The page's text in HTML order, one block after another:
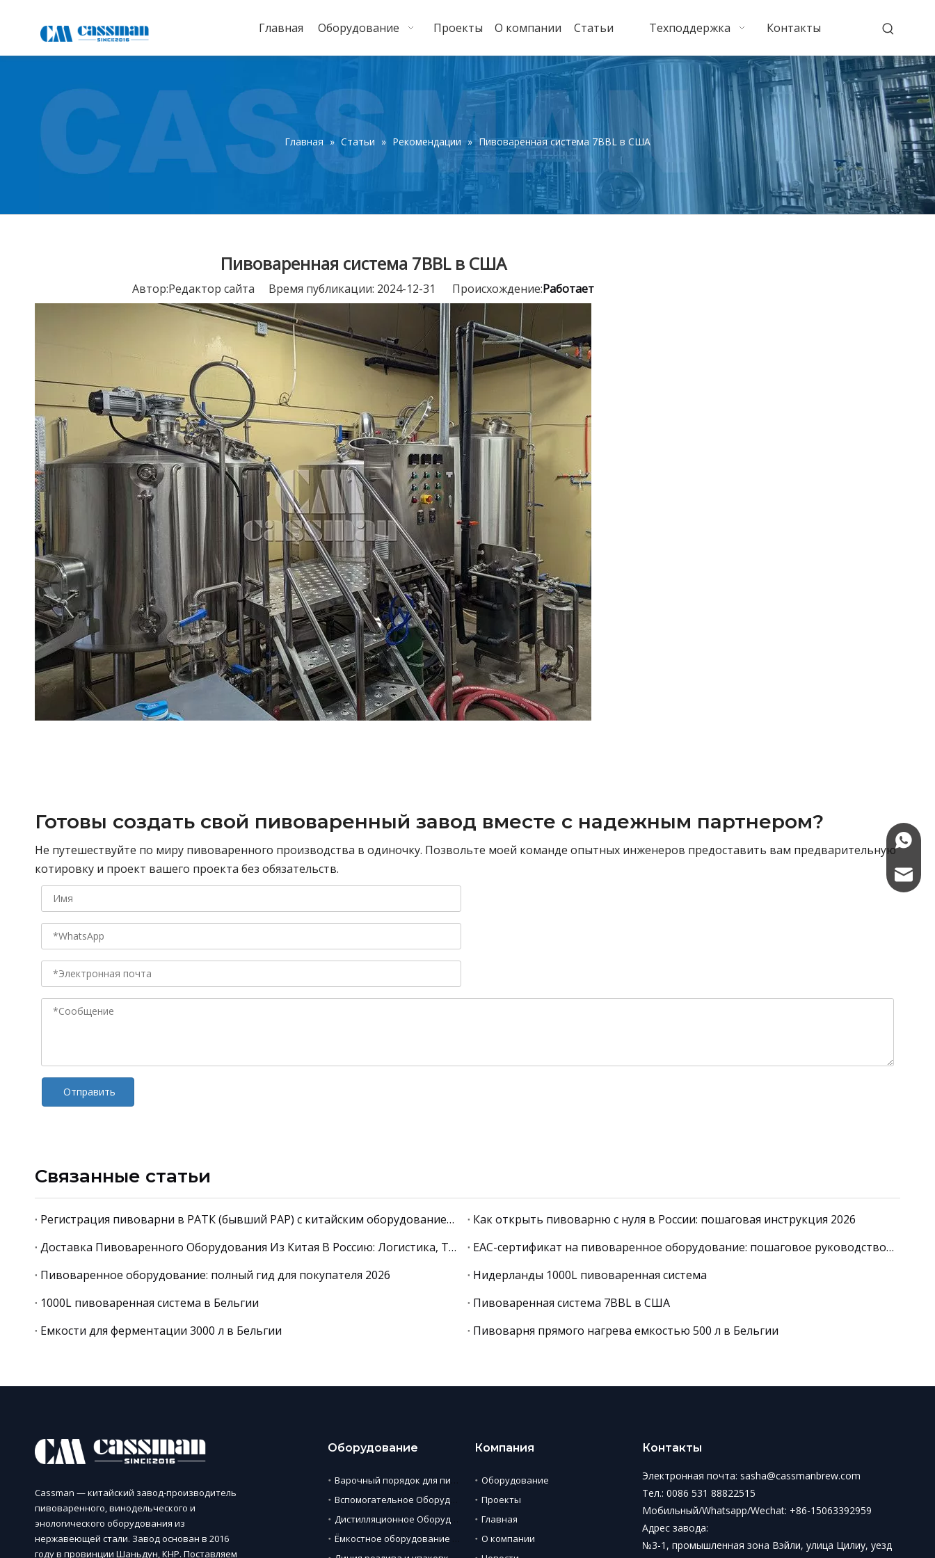
Главная Оборудование Проекты О компании Статьи Техподдержка Контакты
Главная » Статьи » Рекомендации » Пивоваренная система 7BBL в США
Пивоваренная система 7BBL в США
Автор:Pедактор сайта Время публикации: 2024-12-31 Происхождение:Работает
Готовы создать свой пивоваренный завод вместе с надежным партнером?
Не путешествуйте по миру пивоваренного производства в одиночку. Позвольте моей команде опытных инженеров предоставить вам предварительную
котировку и проект вашего проекта без обязательств.
Отправить
Связанные статьи
Регистрация пивоварни в РАТК (бывший РАР) с китайским оборудованием: пошаговая инструкция 2026
Как открыть пивоварню с нуля в России: пошаговая инструкция 2026
Доставка Пивоваренного Оборудования Из Китая В Россию: Логистика, Таможня, Документы 2026
EAC-сертификат на пивоваренное оборудование: пошаговое руководство 2026
Пивоваренное оборудование: полный гид для покупателя 2026
Нидерланды 1000L пивоваренная система
1000L пивоваренная система в Бельгии
Пивоваренная система 7BBL в США
Емкости для ферментации 3000 л в Бельгии
Пивоварня прямого нагрева емкостью 500 л в Бельгии
Cassman — китайский завод-производитель
пивоваренного, винодельческого и
энологического оборудования из
нержавеющей стали. Завод основан в 2016
году в провинции Шаньдун, КНР. Поставляем
Оборудование Компания
Оборудование
Проекты
Главная
О компании
Контакты
Электронная почта: sasha@cassmanbrew.com
Тел.: 0086 531 88822515
Мобильный/Whatsapp/Wechat: +86-15063392959
Адрес завода:
№3-1, промышленная зона Вэйли, улица Цилиу, уезд
+86-